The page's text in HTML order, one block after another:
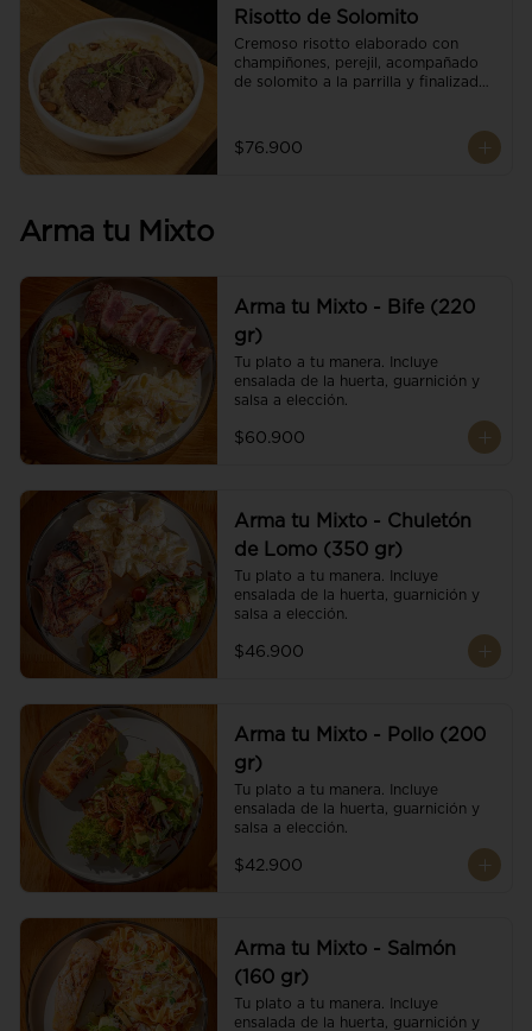
Risotto de Solomito
Cremoso risotto elaborado con
champiñones, perejil, acompañado
de solomito a la parrilla y finalizado
$76.900
Arma tu Mixto
Arma tu Mixto - Bife (220
gr)
Tu plato a tu manera. Incluye
ensalada de la huerta, guarnición y
salsa a elección.
$60.900
Arma tu Mixto - Chuletón
de Lomo (350 gr)
Tu plato a tu manera. Incluye
ensalada de la huerta, guarnición y
salsa a elección.
$46.900
Arma tu Mixto - Pollo (200
gr)
Tu plato a tu manera. Incluye
ensalada de la huerta, guarnición y
salsa a elección.
$42.900
Arma tu Mixto - Salmón
(160 gr)
Tu plato a tu manera. Incluye
ensalada de la huerta, guarnición y